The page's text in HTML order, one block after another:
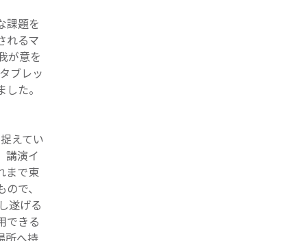
課題を
れるマ
が意を
ブレッ
た。
えてい
講演イ
まで東
で、
遂げる
できる